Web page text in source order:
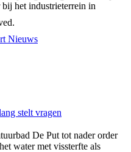
het industrieterrein in
Nieuws
De Put tot nader order
water met vissterfte als